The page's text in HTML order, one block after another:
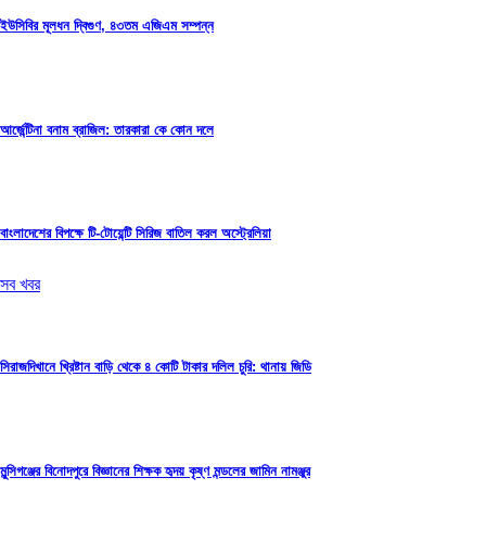
ইউসিবির মূলধন দ্বিগুণ, ৪৩তম এজিএম সম্পন্ন
আর্জেন্টিনা বনাম ব্রাজিল: তারকারা কে কোন দলে
বাংলাদেশের বিপক্ষে টি-টোয়েন্টি সিরিজ বাতিল করল অস্ট্রেলিয়া
সব খবর
সিরাজদিখানে খ্রিষ্টান বাড়ি থেকে ৪ কোটি টাকার দলিল চুরি: থানায় জিডি
মুন্সিগঞ্জের বিনোদপুরে বিজ্ঞানের শিক্ষক হৃদয় কৃষ্ণ মন্ডলের জামিন নামঞ্জুর